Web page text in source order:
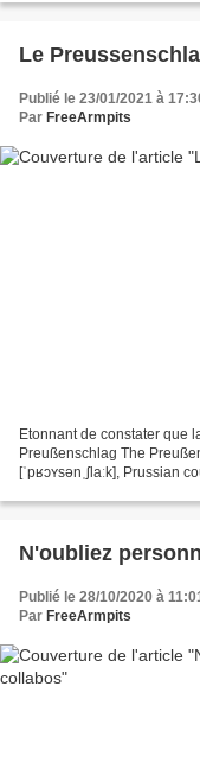
Le
Publié le 23/01/2021 à
Par FreeArmpits
Etonnant de constater que
Preußenschlag The
[ˈpʁɔʏsənˌʃlaːk], Prussian
N'oubliez
Publié le 28/10/2020 à
Par FreeArmpits